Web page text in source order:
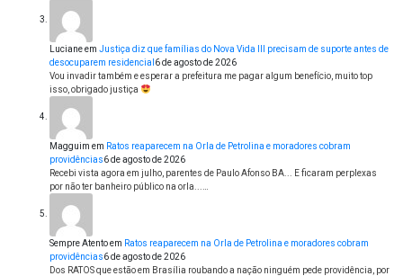
Lucianeem Justiça diz que famílias do Nova Vida III precisam de suporte antes de
desocuparem residencial 6 de agosto de 2026
Vou invadir também e esperar a prefeitura me pagar algum benefício, muito top
isso, obrigado justiça
Magguim em Ratos reaparecem na Orla de Petrolina e moradores cobram
providências6 de agosto de 2026
Recebi vista agora em julho, parentes de Paulo Afonso BA... E ficaram perplexas
por não ter banheiro público na orla...…
Sempre Atentoem Ratos reaparecem na Orla de Petrolina e moradores cobram
providências6 de agosto de 2026
Dos RATOS que estão em Brasília roubando a nação ninguém pede providência, por